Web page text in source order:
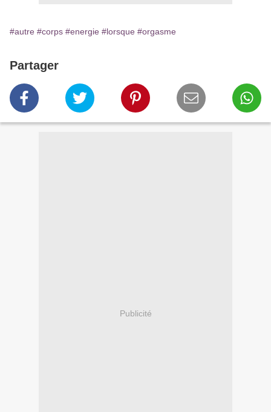
#autre #corps #energie #lorsque #orgasme
Partager
Publicité